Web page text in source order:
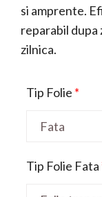
si amprente.
reparabil
zilnica.
Tip Folie *
Tip Folie Fata